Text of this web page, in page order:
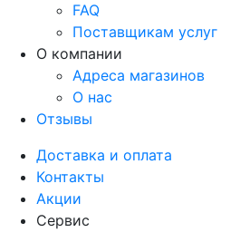
FAQ
Поставщикам услуг
О компании
Адреса магазинов
О нас
Отзывы
Доставка и оплата
Контакты
Акции
Сервис